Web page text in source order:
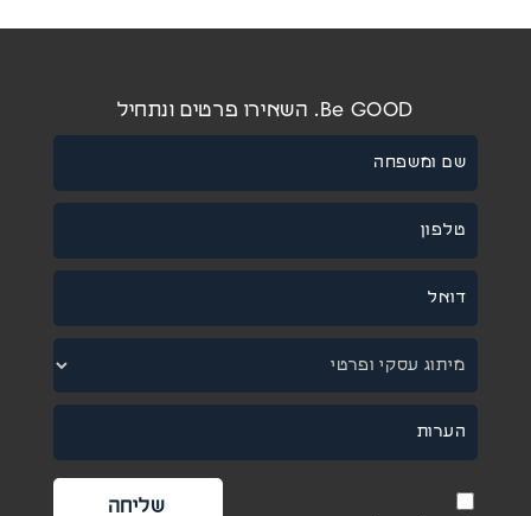
Be GOOD. השאירו פרטים ונתחיל